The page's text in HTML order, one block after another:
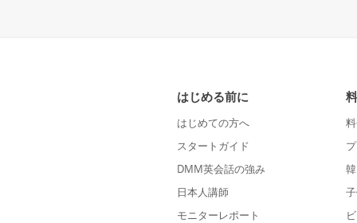
はじめる前に
はじめての方へ
スタートガイド
DMM英会話の強み
日本人講師
モニターレポート